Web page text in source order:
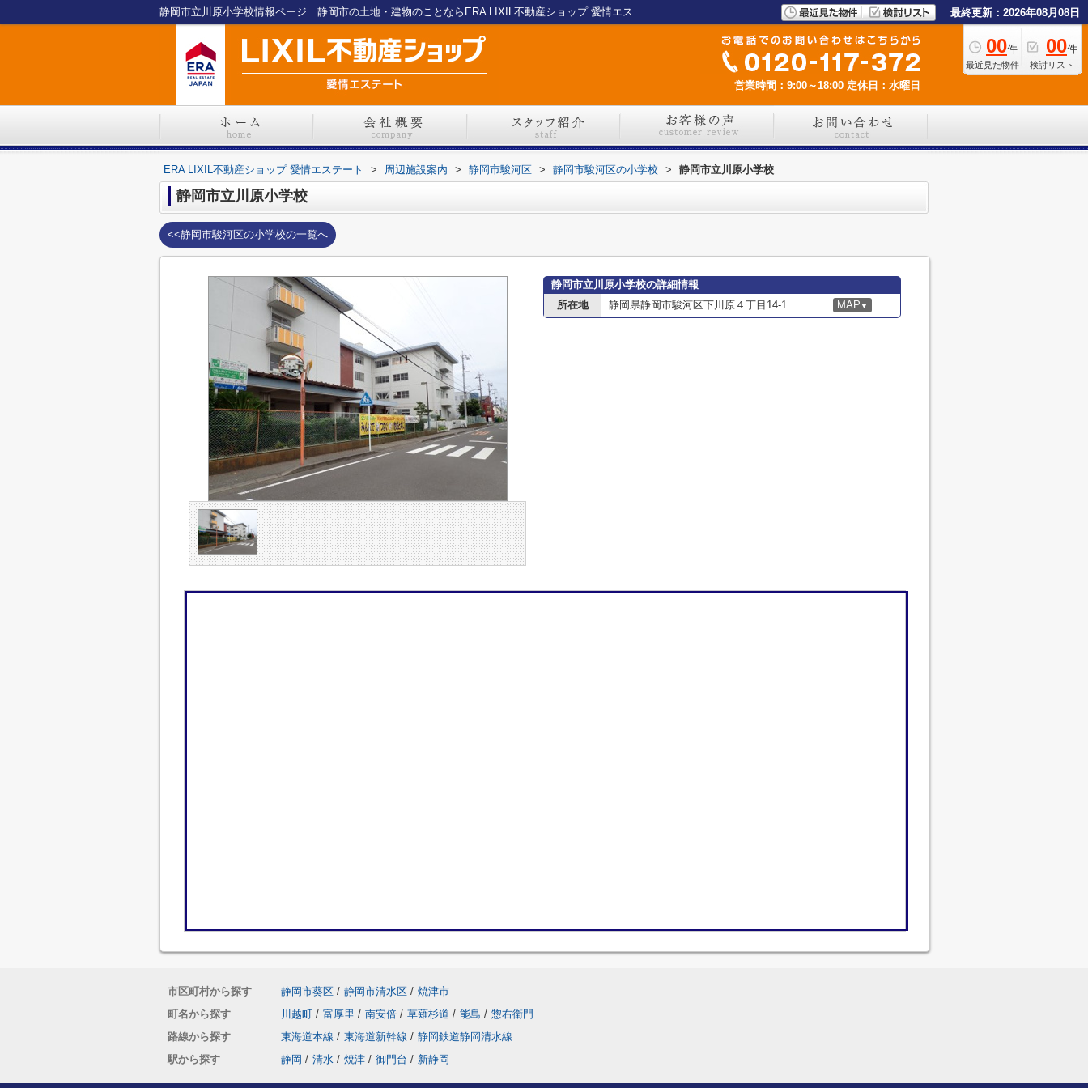
静岡市立川原小学校情報ページ｜静岡市の土地・建物のことならERA LIXIL不動産ショップ 愛情エステート 最終更新：2026年08月08日
00件
最近見た物件
00件
検討リスト
営業時間：9:00～18:00 定休日：水曜日
ERA LIXIL不動産ショップ 愛情エステート > 周辺施設案内 > 静岡市駿河区 > 静岡市駿河区の小学校 > 静岡市立川原小学校
静岡市立川原小学校
<<静岡市駿河区の小学校の一覧へ
静岡市立川原小学校の詳細情報
所在地
静岡県静岡市駿河区下川原４丁目14-1 MAP ▼
市区町村から探す 静岡市葵区 / 静岡市清水区 / 焼津市
町名から探す
川越町 / 富厚里 / 南安倍 / 草薙杉道 / 能島 / 惣右衛門
路線から探す
東海道本線 / 東海道新幹線 / 静岡鉄道静岡清水線
駅から探す
静岡 / 清水 / 焼津 / 御門台 / 新静岡